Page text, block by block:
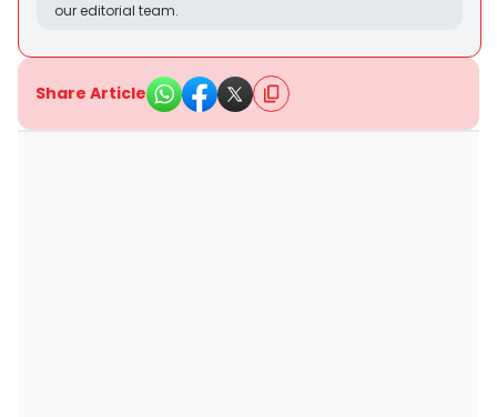
our editorial team.
Share Article